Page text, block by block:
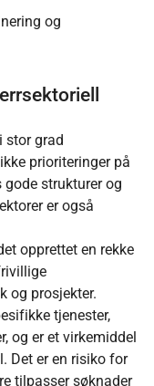
og
stor grad
prioriteringer på
strukturer og
er også
opprettet en rekke
og prosjekter.
tjenester,
og er et virkemiddel
Det er en risiko for
tilpasser søknader